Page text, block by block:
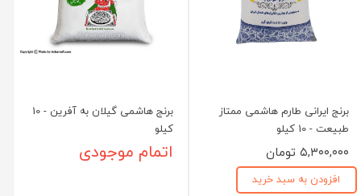
برنج ایرانی طارم هاشمی ممتاز
طبیعت - 10 کیلو
۵,۳۰۰,۰۰۰ تومان
افزودن به سبد خرید
برنج هاشمی گیلان به آفرین - 10
کیلو
اتمام موجودی